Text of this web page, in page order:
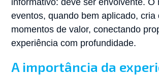
eventos, quando bem aplicado, cria
momentos de valor, conectando
experiência com profundidade.
A importância da